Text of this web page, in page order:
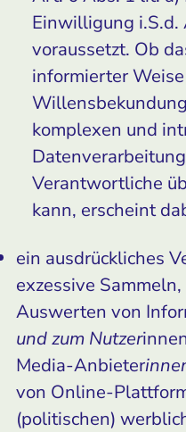
Einwilligung i.S.d.
voraussetzt. Ob
informierter
komplexen und
Verantwortliche
kann, erscheint
ein ausdrückliches
exzessive
Auswerten von
und zum Nutzer
Media-Anbieter
von Online-
(politischen)